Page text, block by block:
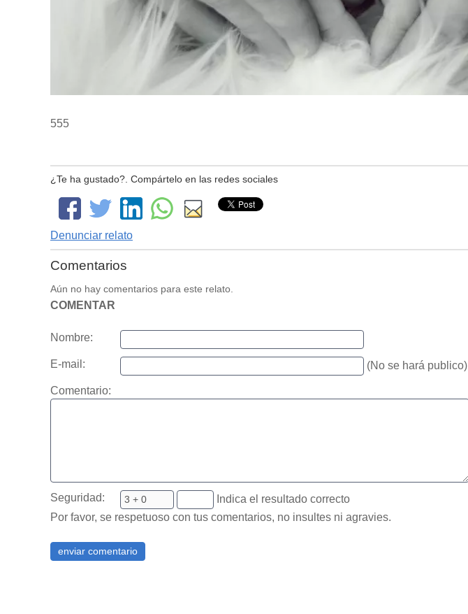
555
¿Te ha gustado?. Compártelo en las redes sociales
Denunciar relato
Comentarios
Aún no hay comentarios para este relato.
COMENTAR
Nombre:
E-mail: (No se hará publico)
Comentario:
Seguridad:
Indica el resultado correcto
Por favor, se respetuoso con tus comentarios, no insultes ni agravies.